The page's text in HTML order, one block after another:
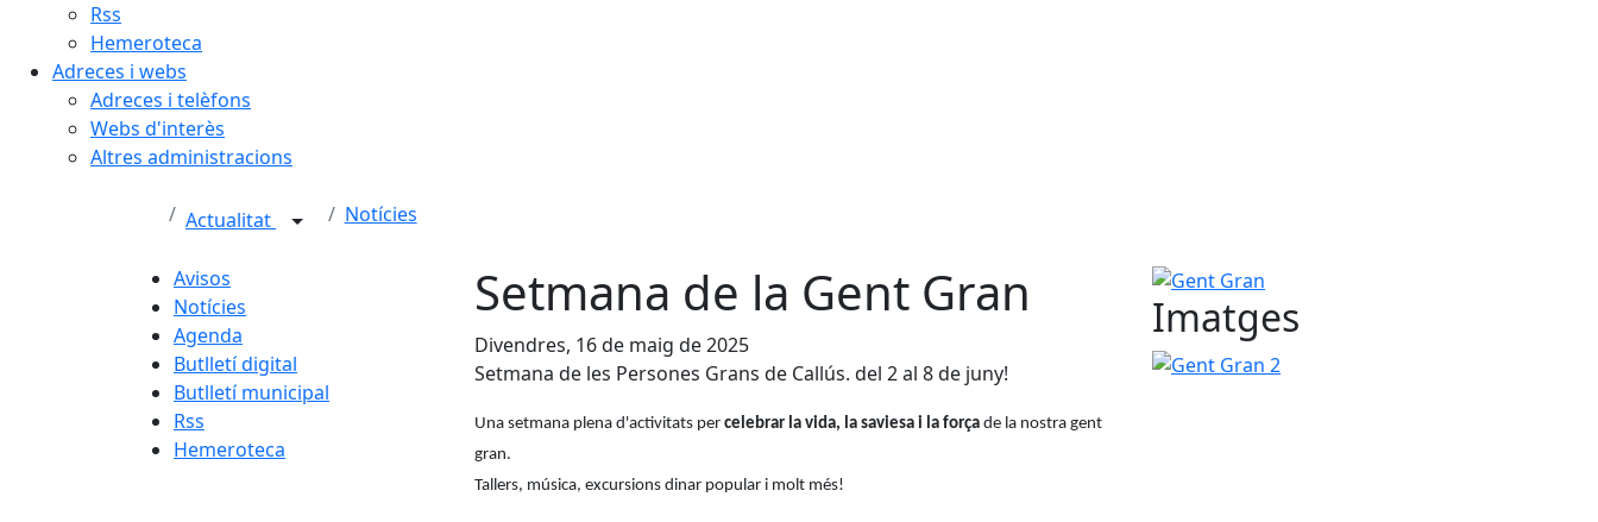
Rss
Hemeroteca
Adreces i webs
Adreces i telèfons
Webs d'interès
Altres administracions
Actualitat Notícies
Avisos
Notícies
Agenda
Butlletí digital
Butlletí municipal
Rss
Hemeroteca
Setmana de la Gent Gran
Divendres, 16 de maig de 2025
Setmana de les Persones Grans de Callús. del 2 al 8 de juny!
Una setmana plena d'activitats per celebrar la vida, la saviesa i la força de la nostra gent
gran.
Tallers, música, excursions dinar popular i molt més!
Gent Gran
Imatges
Gent Gran 2